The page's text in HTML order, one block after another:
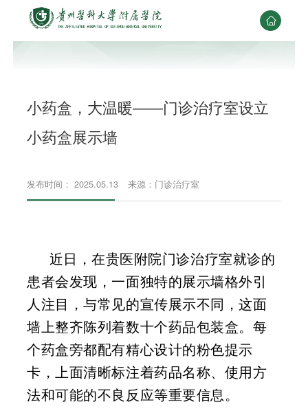

小药盒，大温暖——门诊治疗室设立
小药盒展示墙
发布时间： 2025.05.13 来源：门诊治疗室
近日，在贵医附院门诊治疗室就诊的
患者会发现，一面独特的展示墙格外引
人注目，与常见的宣传展示不同，这面
墙上整齐陈列着数十个药品包装盒。每
个药盒旁都配有精心设计的粉色提示
卡，上面清晰标注着药品名称、使用方
法和可能的不良反应等重要信息。